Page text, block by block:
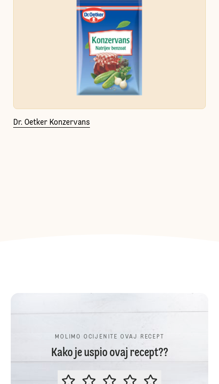
Dr. Oetker Konzervans
MOLIMO OCIJENITE OVAJ RECEPT
Kako je uspio ovaj recept??
MOLIMO OCIJENITE OVAJ